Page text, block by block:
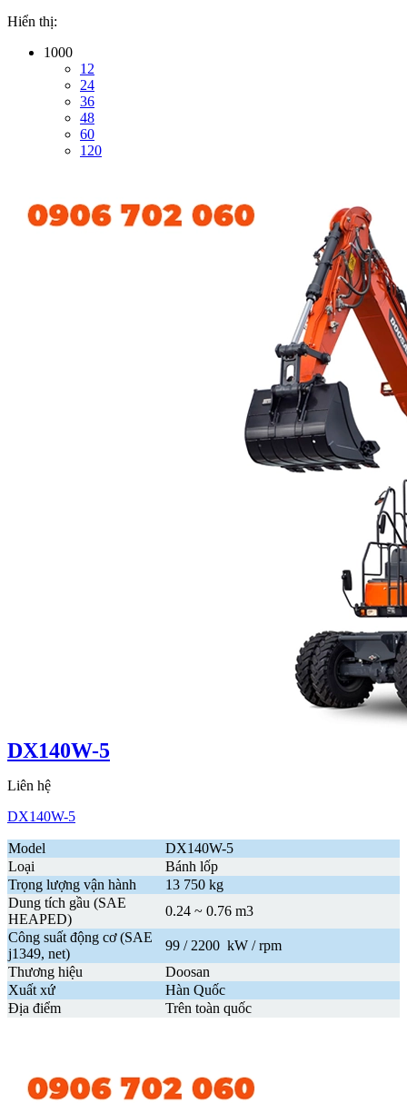
Hiển thị:
1000
12
24
36
48
60
120
DX140W-5
Liên hệ
DX140W-5
Model
DX140W-5
Loại
Bánh lốp
Trọng lượng vận hành
13 750 kg
Dung tích gầu (SAE
HEAPED)
0.24 ~ 0.76 m3
Công suất động cơ (SAE
j1349, net)
99 / 2200 kW / rpm
Thương hiệu
Doosan
Xuất xứ
Hàn Quốc
Địa điểm
Trên toàn quốc